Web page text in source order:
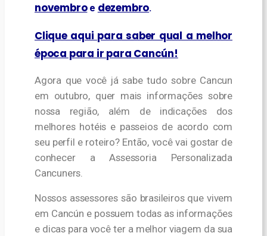
novembroe dezembro.
Clique aqui para saber qual a melhor
época para ir para Cancún!
Agora que você já sabe tudo sobre Cancun
em outubro, quer mais informações sobre
nossa região, além de indicações dos
melhores hotéis e passeios de acordo com
seu perfil e roteiro? Então, você vai gostar de
conhecer a Assessoria Personalizada
Cancuners.
Nossos assessores são brasileiros que vivem
em Cancún e possuem todas as informações
e dicas para você ter a melhor viagem da sua